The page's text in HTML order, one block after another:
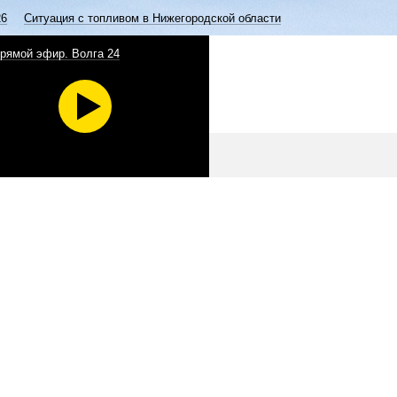
Ситуация с топливом в Нижегородской области
эфир. Волга 24